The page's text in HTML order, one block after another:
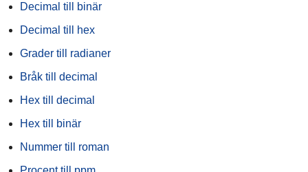
Decimal till binär
Decimal till hex
Grader till radianer
Bråk till decimal
Hex till decimal
Hex till binär
Nummer till roman